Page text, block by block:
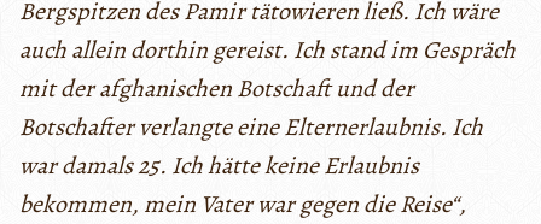
Bergspitzen des Pamir tätowieren ließ. Ich wäre
auch allein dorthin gereist. Ich stand im Gespräch
mit der afghanischen Botschaft und der
Botschafter verlangte eine Elternerlaubnis. Ich
war damals 25. Ich hätte keine Erlaubnis
bekommen, mein Vater war gegen die Reise“,